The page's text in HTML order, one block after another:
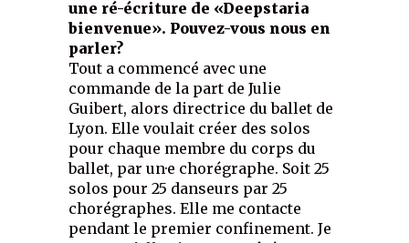
une ré-écriture de «Deepstaria
bienvenue». Pouvez-vous nous en
parler?
Tout a commencé avec une
commande de la part de Julie
Guibert, alors directrice du ballet de
Lyon. Elle voulait créer des solos
pour chaque membre du corps du
ballet, par un·e chorégraphe. Soit 25
solos pour 25 danseurs par 25
chorégraphes. Elle me contacte
pendant le premier confinement. Je